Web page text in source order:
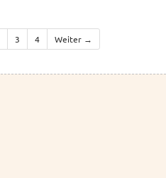
3 4 Weiter →